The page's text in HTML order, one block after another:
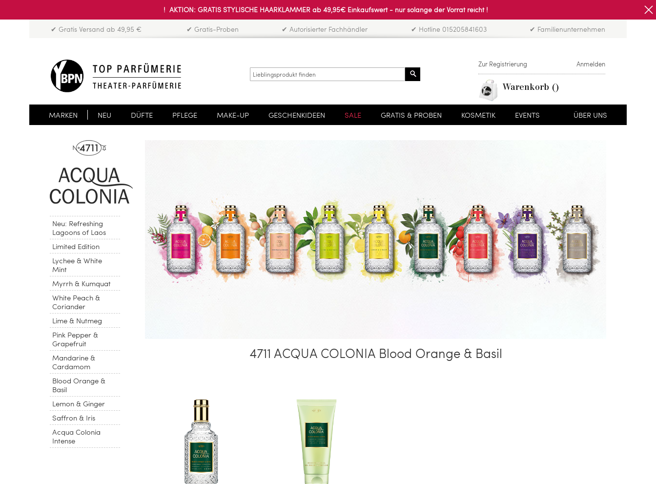
! AKTION: GRATIS STYLISCHE HAARKLAMMER ab 49,95€ Einkaufswert - nur solange der Vorrat reicht !
✔ Gratis Versand ab 49,95 € ✔ Gratis-Proben ✔ Autorisierter Fachhändler ✔ Hotline 015205841603 ✔ Familienunternehmen
Zur Registrierung Anmelden
Warenkorb
MARKEN NEU DÜFTE PFLEGE MAKE-UP GESCHENKIDEEN SALE GRATIS & PROBEN KOSMETIK EVENTS ÜBER UNS
Neu: Refreshing
Lagoons of Laos
Limited Edition
Lychee & White
Mint
Myrrh & Kumquat
White Peach &
Coriander
Lime & Nutmeg
Pink Pepper &
Grapefruit
Mandarine &
Cardamom
Blood Orange &
Basil
Lemon & Ginger
Saffron & Iris
Acqua Colonia
Intense
4711 ACQUA COLONIA Blood Orange & Basil